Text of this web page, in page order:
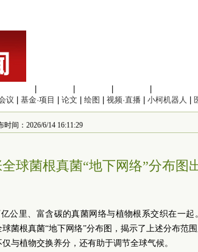
议 基金·项目 论文 绘图 视频·直播 小柯机器人
间：2026/6/14 16:11:29
球菌根真菌“地下网络”分布图
公里、富含碳的真菌网络与植物根系交织在一
菌根真菌“地下网络”分布图，揭示了上述分布范
与植物交换养分，还有助于调节全球气候。